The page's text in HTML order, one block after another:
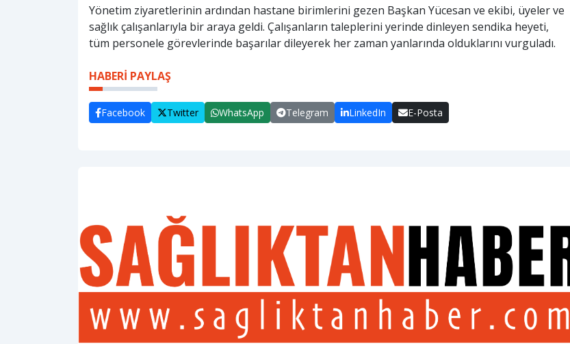
Yönetim ziyaretlerinin ardından hastane birimlerini gezen Başkan Yücesan ve ekibi, üyeler ve
sağlık çalışanlarıyla bir araya geldi. Çalışanların taleplerini yerinde dinleyen sendika heyeti,
tüm personele görevlerinde başarılar dileyerek her zaman yanlarında olduklarını vurguladı.
HABERİ PAYLAŞ
Facebook Twitter WhatsApp Telegram LinkedIn E-Posta